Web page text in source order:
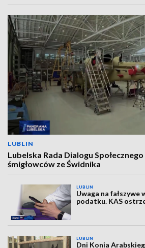
LUBLIN
Lubelska Rada Dialogu
śmigłowców ze Świdnika
LUBLIN
Uwaga na
podatku. KAS
LUBLIN
Dni Konia